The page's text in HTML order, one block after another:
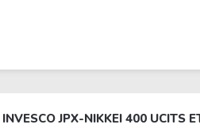
INVESCO JPX-NIKKEI 400 UCITS